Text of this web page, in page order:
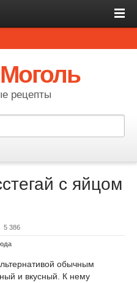
рецепты
с яйцом
5 386
обычным
и вкусный. К нему